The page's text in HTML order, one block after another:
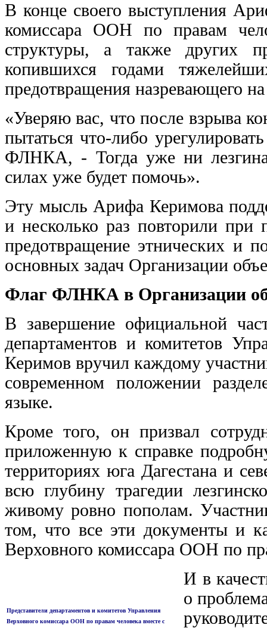
В конце своего выступления
комиссара ООН по правам
структуры, а также других
копившихся годами
предотвращения назревающего
«Уверяю вас, что после взрыва
пытаться что-либо
ФЛНКА, - Тогда уже ни
силах уже будет помочь».
Эту мысль Арифа Керимова
и несколько раз повторили при
предотвращение этнических и
основных задач Организации
Флаг ФЛНКА в Организации
В завершение официальной
департаментов и комитетов
Керимов вручил каждому
современном положении
языке.
Кроме того, он призвал
приложенную к справке
территориях юга Дагестана и
всю глубину трагедии
живому ровно пополам.
том, что все эти документы и
Верховного комиссара ООН по
Представители департаментов и комитетов Управления
Верховного комиссара ООН по правам человека вместе с
И в
о